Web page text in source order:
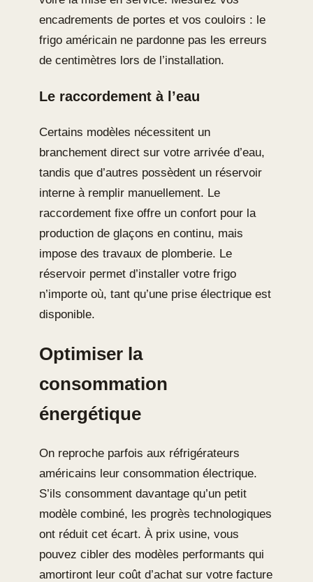
encadrements de portes et vos couloirs : le
frigo américain ne pardonne pas les erreurs
de centimètres lors de l’installation.
Le raccordement à l’eau
Certains modèles nécessitent un
branchement direct sur votre arrivée d’eau,
tandis que d’autres possèdent un réservoir
interne à remplir manuellement. Le
raccordement fixe offre un confort pour la
production de glaçons en continu, mais
impose des travaux de plomberie. Le
réservoir permet d’installer votre frigo
n’importe où, tant qu’une prise électrique est
disponible.
Optimiser la
consommation
énergétique
On reproche parfois aux réfrigérateurs
américains leur consommation électrique.
S’ils consomment davantage qu’un petit
modèle combiné, les progrès technologiques
ont réduit cet écart. À prix usine, vous
pouvez cibler des modèles performants qui
amortiront leur coût d’achat sur votre facture